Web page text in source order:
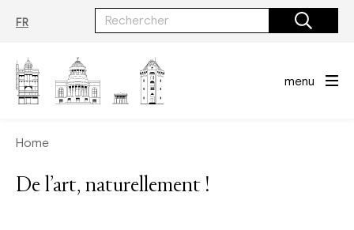
FR
menu
Home
De l’art, naturellement !